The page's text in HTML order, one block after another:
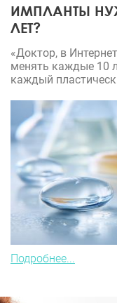
ИМПЛАНТЫ
ЛЕТ?
«Доктор, в
менять каждые 10
каждый
Подробнее...